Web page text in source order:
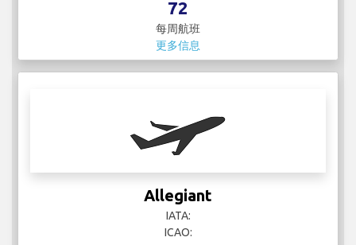
更多信息
Allegiant
ICAO:
6
每周航班